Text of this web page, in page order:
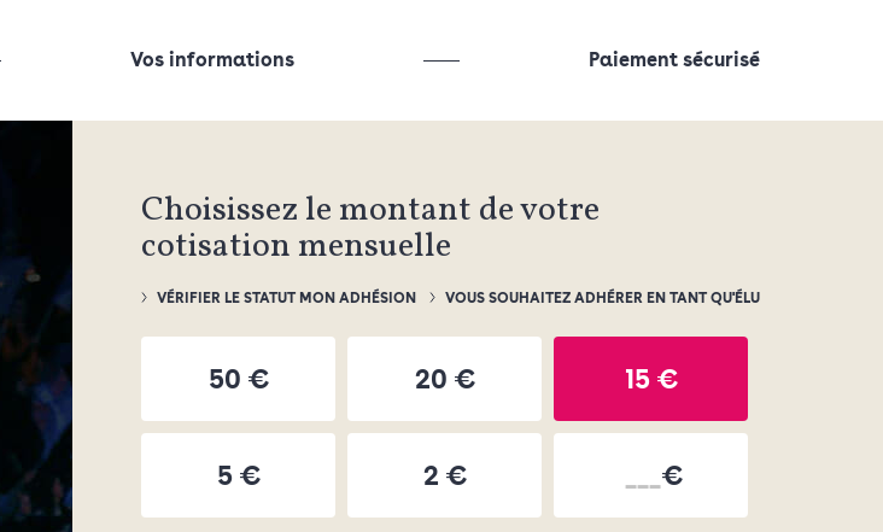
Vos informations Paiement sécurisé
Choisissez le montant de votre
cotisation mensuelle
VÉRIFIER LE STATUT MON ADHÉSION VOUS SOUHAITEZ ADHÉRER EN TANT QU'ÉLU
50 € 20 € 15 €
5 € 2 € €